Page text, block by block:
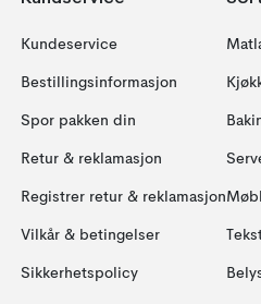
Kundeservice
Bestillingsinformasjon
Spor pakken din
Retur & reklamasjon
Registrer retur & reklamasjon
Vilkår & betingelser
Sikkerhetspolicy